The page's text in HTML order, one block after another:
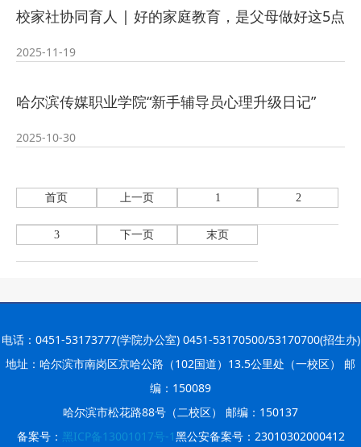
校家社协同育人 | 好的家庭教育，是父母做好这5点
2025-11-19
哈尔滨传媒职业学院“新手辅导员心理升级日记”
2025-10-30
首页 上一页 1 2
3 下一页 末页
电话：0451-53173777(学院办公室) 0451-53170500/53170700(招生办)
地址：哈尔滨市南岗区京哈公路（102国道）13.5公里处（一校区） 邮
编：150089
哈尔滨市松花路88号（二校区） 邮编：150137
备案号： 黑ICP备13001017号-1黑公安备案号：23010302000412